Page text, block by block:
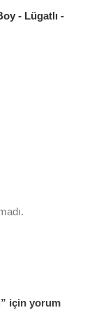
- Lügatlı -
için yorum